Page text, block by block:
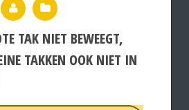
TAK NIET BEWEEGT,
TAKKEN OOK NIET IN